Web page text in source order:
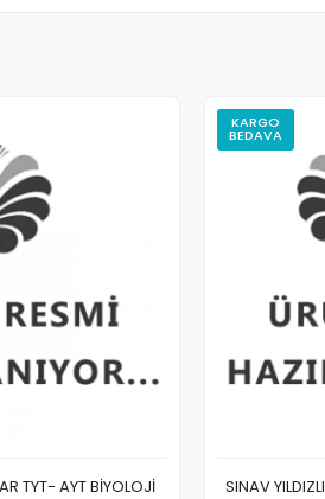
TYT- AYT BİYOLOJİ
KARGO
BEDAVA
SINAV